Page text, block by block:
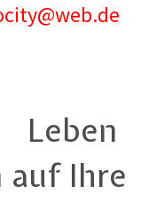
Leben
auf Ihre